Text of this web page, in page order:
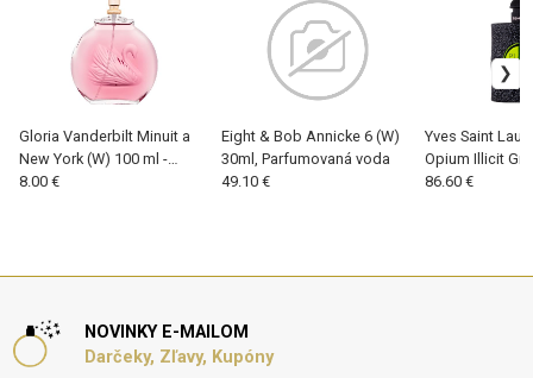
Gloria Vanderbilt Minuit a
New York (W) 100 ml -
Tester, Parfumovaná voda
8.00 €
Eight & Bob Annicke 6 (W)
30ml, Parfumovaná voda
49.10 €
Yves Saint
Opium Illicit
ml,
86.60 €
NOVINKY E-MAILOM
Darčeky, Zľavy, Kupóny